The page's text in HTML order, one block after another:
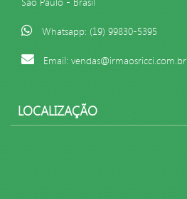
Whatsapp: (19) 99830-5395
Email: vendas@irmaosricci.com.br
LOCALIZAÇÃO